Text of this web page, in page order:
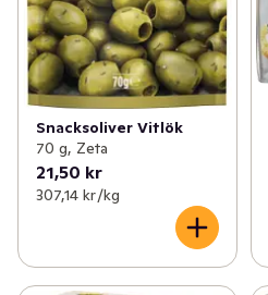
Snacksoliver Vitlök
70 g, Zeta
21,50 kr
307,14 kr /kg